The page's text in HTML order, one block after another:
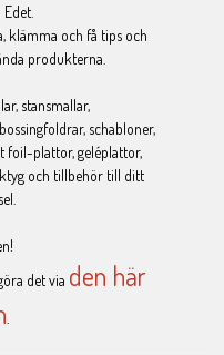
klämma och få tips och
produkterna.
stansmallar,
schabloner,
foil-plattor, geléplattor,
och tillbehör till ditt
det via den här
.